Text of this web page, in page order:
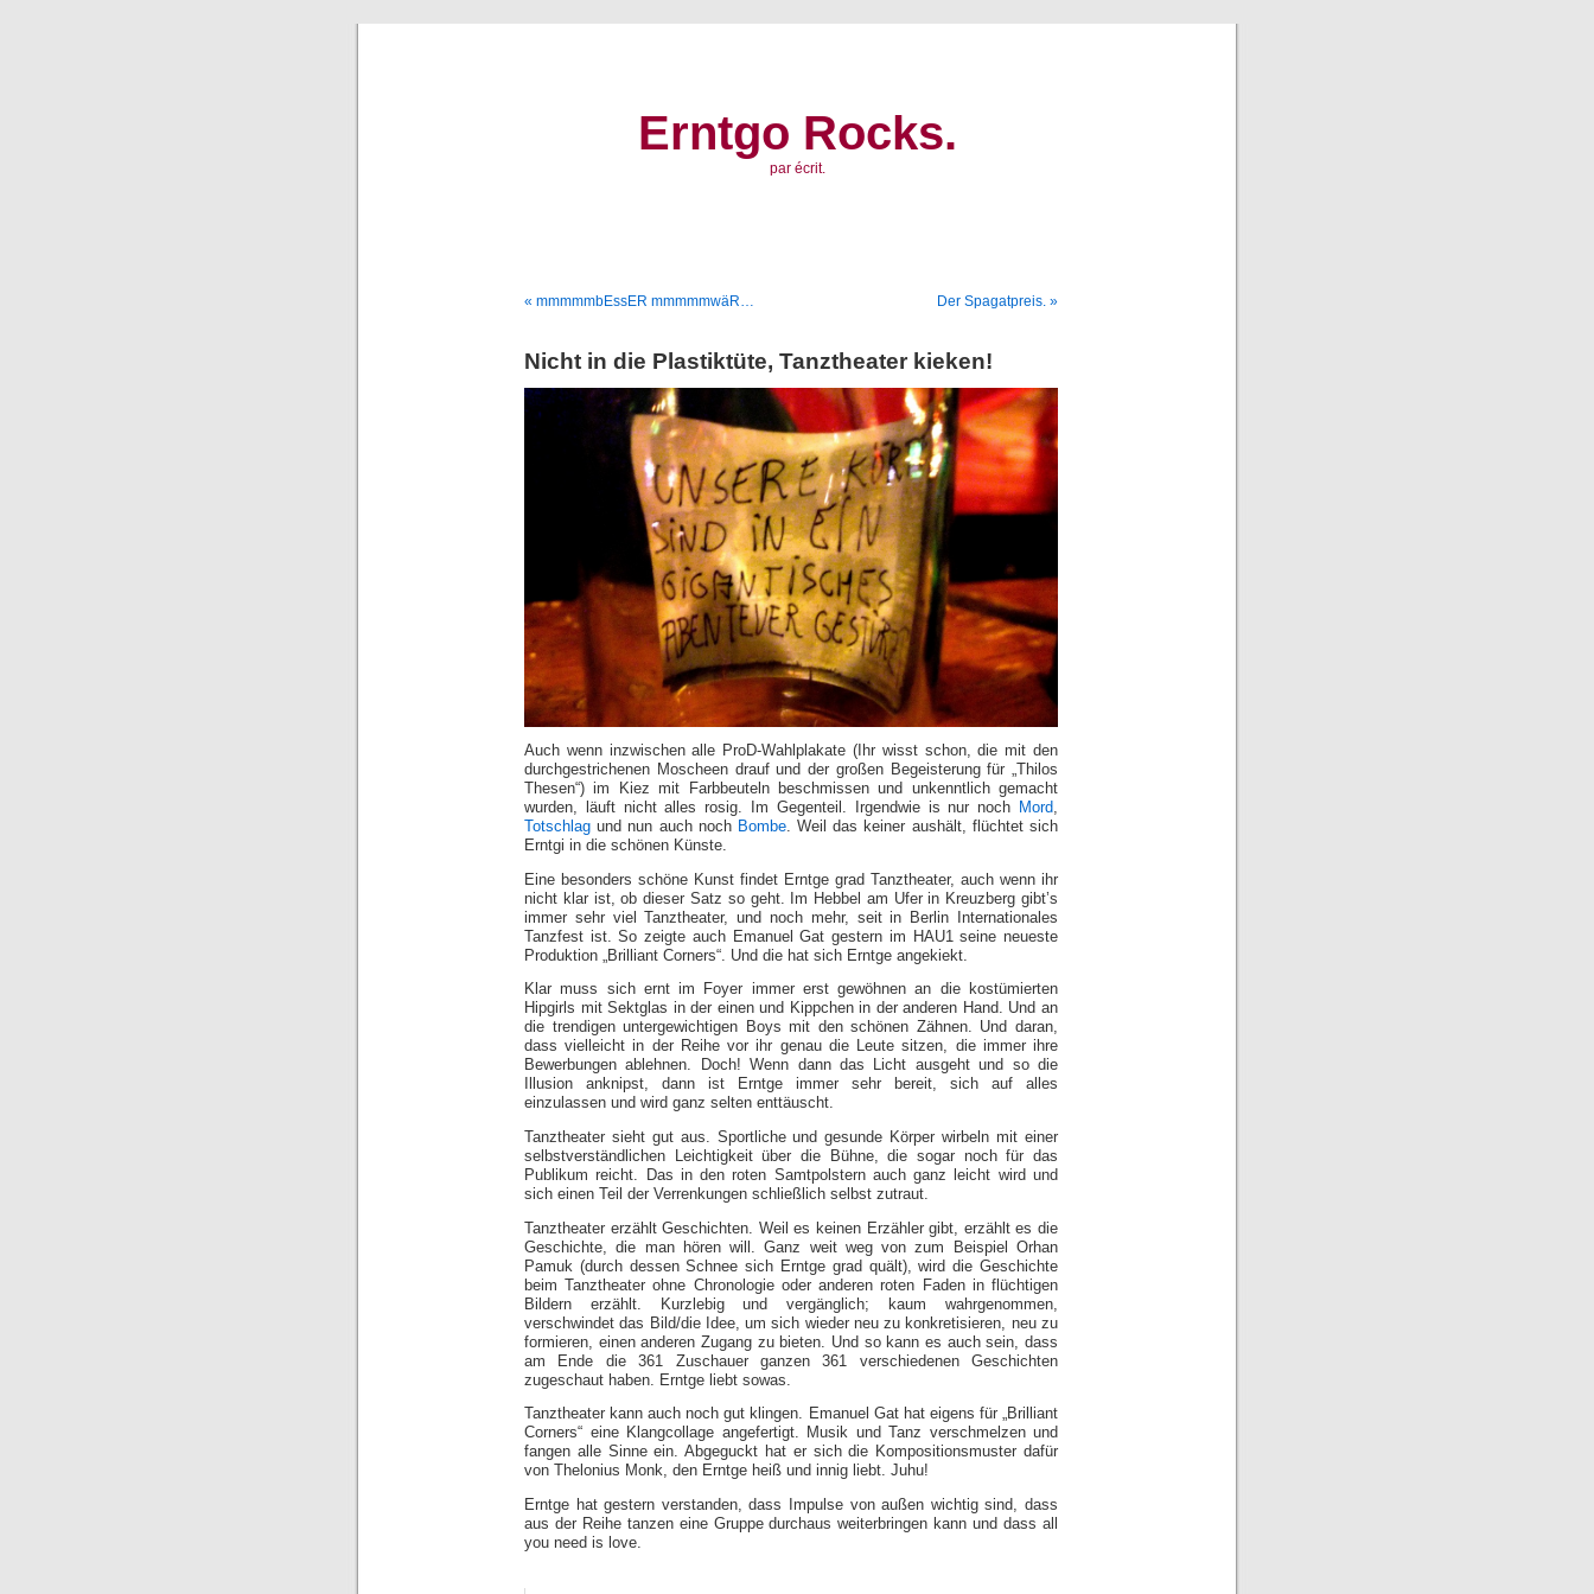
Erntgo Rocks.
par écrit.
« mmmmmbEssER mmmmmwäR… Der Spagatpreis. »
Nicht in die Plastiktüte, Tanztheater kieken!
Auch wenn inzwischen alle ProD-Wahlplakate (Ihr wisst schon, die mit den
durchgestrichenen Moscheen drauf und der großen Begeisterung für „Thilos
Thesen“) im Kiez mit Farbbeuteln beschmissen und unkenntlich gemacht
wurden, läuft nicht alles rosig. Im Gegenteil. Irgendwie is nur noch
Mord,
Totschlag und nun auch noch Bombe. Weil das keiner aushält, flüchtet sich
Erntgi in die schönen Künste.
Eine besonders schöne Kunst findet Erntge grad Tanztheater, auch wenn ihr
nicht klar ist, ob dieser Satz so geht. Im Hebbel am Ufer in Kreuzberg gibt’s
immer sehr viel Tanztheater, und noch mehr, seit in Berlin Internationales
Tanzfest ist. So zeigte auch Emanuel Gat gestern im HAU1 seine neueste
Produktion „Brilliant Corners“. Und die hat sich Erntge angekiekt.
Klar muss sich ernt im Foyer immer erst gewöhnen an die kostümierten
Hipgirls mit Sektglas in der einen und Kippchen in der anderen Hand. Und an
die trendigen untergewichtigen Boys mit den schönen Zähnen. Und daran,
dass vielleicht in der Reihe vor ihr genau die Leute sitzen, die immer ihre
Bewerbungen ablehnen. Doch! Wenn dann das Licht ausgeht und so die
Illusion anknipst, dann ist Erntge immer sehr bereit, sich auf alles
einzulassen und wird ganz selten enttäuscht.
Tanztheater sieht gut aus. Sportliche und gesunde Körper wirbeln mit einer
selbstverständlichen Leichtigkeit über die Bühne, die sogar noch für das
Publikum reicht. Das in den roten Samtpolstern auch ganz leicht wird und
sich einen Teil der Verrenkungen schließlich selbst zutraut.
Tanztheater erzählt Geschichten. Weil es keinen Erzähler gibt, erzählt es die
Geschichte, die man hören will. Ganz weit weg von zum Beispiel Orhan
Pamuk (durch dessen Schnee sich Erntge grad quält), wird die Geschichte
beim Tanztheater ohne Chronologie oder anderen roten Faden in flüchtigen
Bildern erzählt. Kurzlebig und vergänglich; kaum wahrgenommen,
verschwindet das Bild/die Idee, um sich wieder neu zu konkretisieren, neu zu
formieren, einen anderen Zugang zu bieten. Und so kann es auch sein, dass
am Ende die 361 Zuschauer ganzen 361 verschiedenen Geschichten
zugeschaut haben. Erntge liebt sowas.
Tanztheater kann auch noch gut klingen. Emanuel Gat hat eigens für „Brilliant
Corners“ eine Klangcollage angefertigt. Musik und Tanz verschmelzen und
fangen alle Sinne ein. Abgeguckt hat er sich die Kompositionsmuster dafür
von Thelonius Monk, den Erntge heiß und innig liebt. Juhu!
Erntge hat gestern verstanden, dass Impulse von außen wichtig sind, dass
aus der Reihe tanzen eine Gruppe durchaus weiterbringen kann und dass all
you need is love.